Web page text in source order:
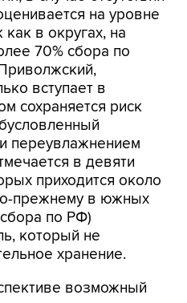
на уровне
в округах, на
70% сбора по
вступает в
сохраняется риск
переувлажнением
в девяти
приходится около
прежнему в южных
сбора по РФ)
который не
хранение.
возможный